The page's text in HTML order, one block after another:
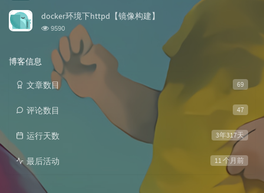
次
docker环境下httpd【镜像构建】
浏
次
9590
博客信息
69
文章数目
47
评论数目
3年317天
运行天数
11 个月前
最后活动